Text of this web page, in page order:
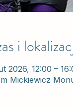
i
2026, 12:00 –
Mickiewicz